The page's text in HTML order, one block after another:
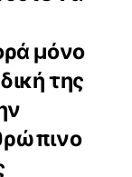
μόνο
της